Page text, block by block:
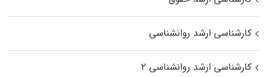
کارشناسی ارشد روانشناسی
کارشناسی ارشد روانشناسی ۲